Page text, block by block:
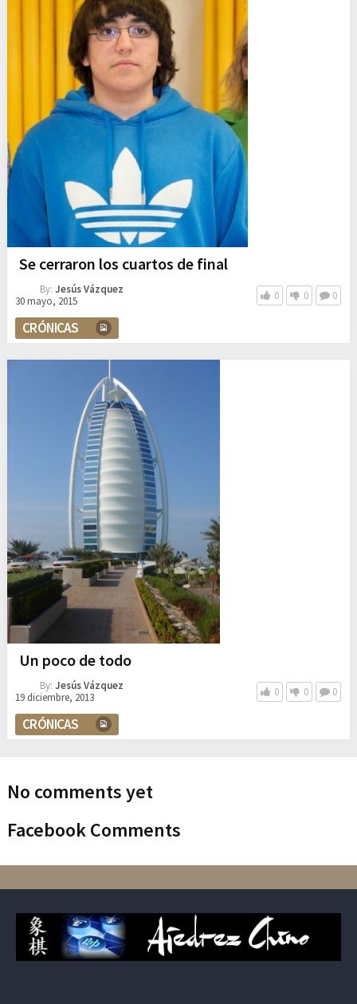
Se cerraron los cuartos de final
By: Jesús Vázquez
30 mayo, 2015
0 0 0
CRÓNICAS
Un poco de todo
By: Jesús Vázquez
19 diciembre, 2013
0 0 0
CRÓNICAS
No comments yet
Facebook Comments